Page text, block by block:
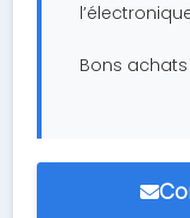
Bons achats